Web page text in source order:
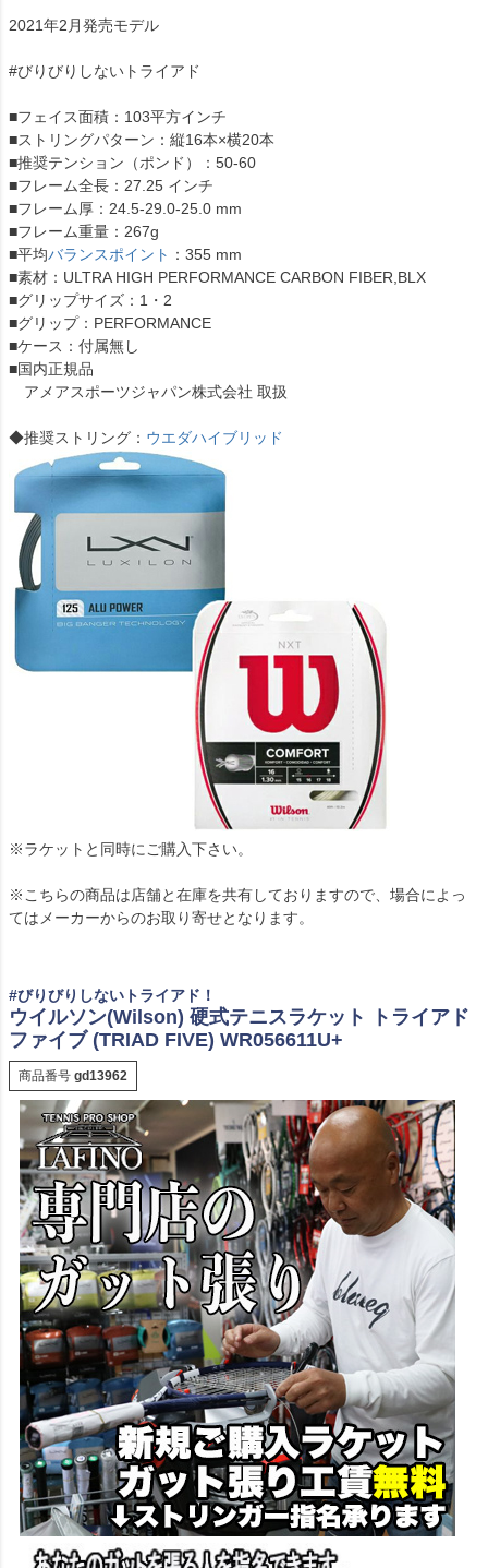
2021年2月発売モデル
#びりびりしないトライアド
■フェイス面積：103平方インチ
■ストリングパターン：縦16本×横20本
■推奨テンション（ポンド）：50-60
■フレーム全長：27.25 インチ
■フレーム厚：24.5-29.0-25.0 mm
■フレーム重量：267g
■平均バランスポイント ：355 mm
■素材：ULTRA HIGH PERFORMANCE CARBON FIBER,BLX
■グリップサイズ：1・2
■グリップ：PERFORMANCE
■ケース：付属無し
■国内正規品
アメアスポーツジャパン株式会社 取扱
◆推奨ストリング： ウエダハイブリッド
※ラケットと同時にご購入下さい。
※こちらの商品は店舗と在庫を共有しておりますので、場合によっ
てはメーカーからのお取り寄せとなります。
#びりびりしないトライアド！
ウイルソン(Wilson) 硬式テニスラケット トライアド
ファイブ (TRIAD FIVE) WR056611U+
商品番号 gd13962